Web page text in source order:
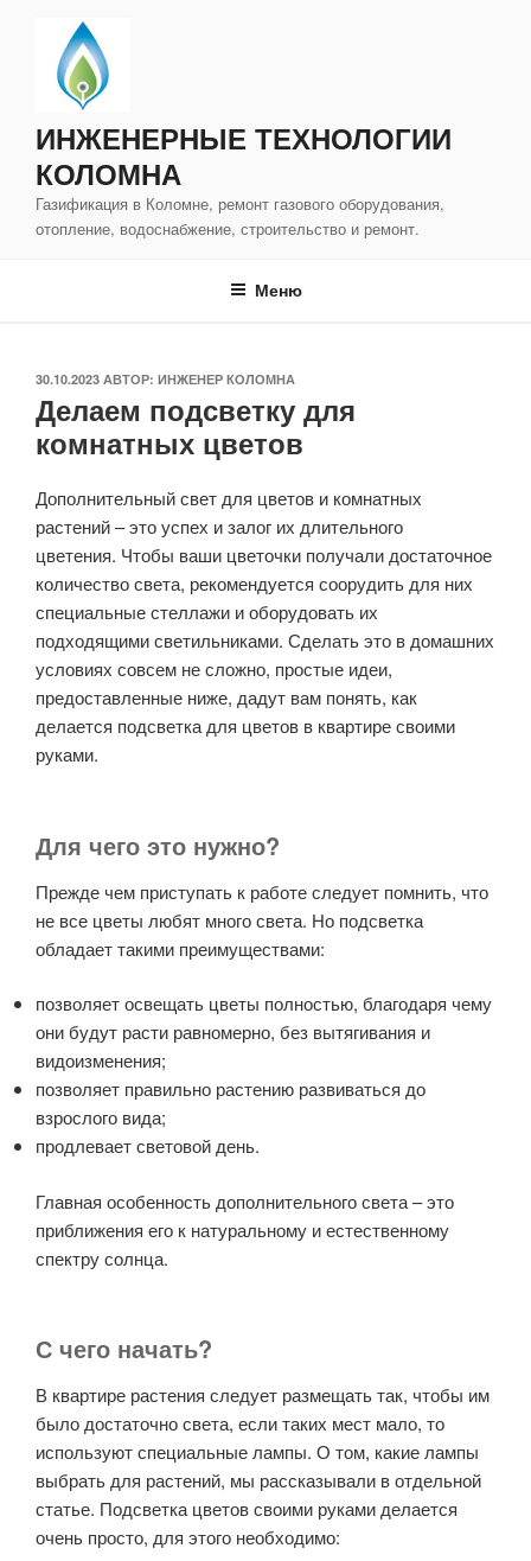
содержимому
ИНЖЕНЕРНЫЕ ТЕХНОЛОГИИ
КОЛОМНА
Газификация в Коломне, ремонт газового оборудования,
отопление, водоснабжение, строительство и ремонт.
Меню
ОПУБЛИКОВАНО
30.10.2023 АВТОР: ИНЖЕНЕР КОЛОМНА
Делаем подсветку для
комнатных цветов
Дополнительный свет для цветов и комнатных
растений – это успех и залог их длительного
цветения. Чтобы ваши цветочки получали достаточное
количество света, рекомендуется соорудить для них
специальные стеллажи и оборудовать их
подходящими светильниками. Сделать это в домашних
условиях совсем не сложно, простые идеи,
предоставленные ниже, дадут вам понять, как
делается подсветка для цветов в квартире своими
руками.
Для чего это нужно?
Прежде чем приступать к работе следует помнить, что
не все цветы любят много света. Но подсветка
обладает такими преимуществами:
позволяет освещать цветы полностью, благодаря чему
они будут расти равномерно, без вытягивания и
видоизменения;
позволяет правильно растению развиваться до
взрослого вида;
продлевает световой день.
Главная особенность дополнительного света – это
приближения его к натуральному и естественному
спектру солнца.
С чего начать?
В квартире растения следует размещать так, чтобы им
было достаточно света, если таких мест мало, то
используют специальные лампы. О том, какие лампы
выбрать для растений, мы рассказывали в отдельной
статье. Подсветка цветов своими руками делается
очень просто, для этого необходимо: